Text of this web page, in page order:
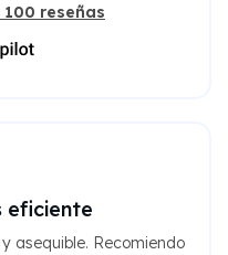
100 reseñas
eficiente
asequible. Recomiendo